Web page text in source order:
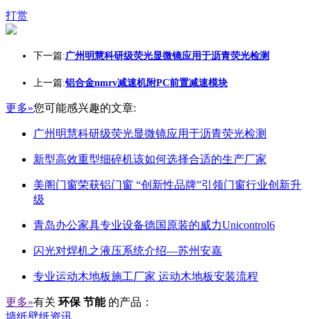
打赏
下一篇:广州明慧科研级荧光显微镜应用于沥青荧光检测
上一篇:铝合金nmrv减速机附PC前置减速模块
更多»您可能感兴趣的文章:
广州明慧科研级荧光显微镜应用于沥青荧光检测
新型高效重型细碎机该如何选择合适的生产厂家
美阁门窗荣获铝门窗 “创新性品牌”引领门窗行业创新升
级
青岛办公家具专业设备德国原装的威力Unicontrol6
闪光对焊机之液压系统介绍—苏州安嘉
专业运动木地板施工厂家 运动木地板安装流程
更多»有关 环保 节能 的产品：
墙纸壁纸资讯